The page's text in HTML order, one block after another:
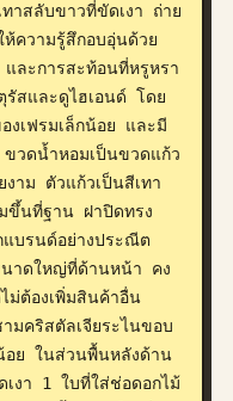
าสลับขาวที่ขัดเงา ถ่าย
ความรู้สึกอบอุ่นด้วย
ละการสะท้อนที่หรูหรา
รัสและดูไฮเอนด์ โดย
งเฟรมเล็กน้อย และมี
วดน้ำหอมเป็นขวดแก้ว
าม ตัวแก้วเป็นสีเทา
ขึ้นที่ฐาน ฝาปิดทรง
แบรนด์อย่างประณีต
าดใหญ่ที่ด้านหน้า คง
ม่ต้องเพิ่มสินค้าอื่น
มคริสตัลเจียระไนขอบ
อย ในส่วนพื้นหลังด้าน
งา 1 ใบที่ใส่ช่อดอกไม้